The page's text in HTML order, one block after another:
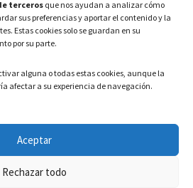
tercerosque nos ayudan a analizar cómo
sus preferencias y aportar el contenido y la
Estas cookies solo se guardan en su
por su parte.
alguna o todas estas cookies, aunque la
afectar a su experiencia de navegación.
Aceptar
Rechazar todo
15:00h
Aviso Legal–Política de cookies
de Tratamiento